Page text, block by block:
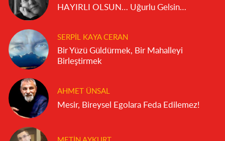
HAYIRLI OLSUN… Uğurlu Gelsin…
SERPIL KAYA CERAN
Bir Yüzü Güldürmek, Bir Mahalleyi
Birleştirmek
AHMET ÜNSAL
Mesir, Bireysel Egolara Feda Edilemez!